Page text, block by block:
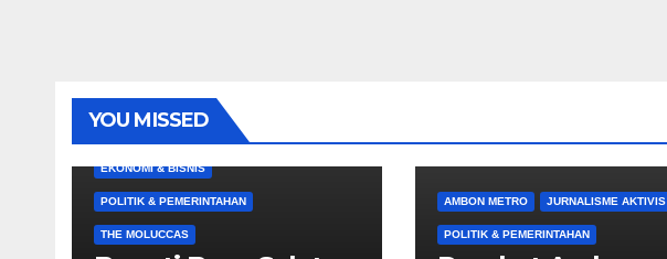
YOU MISSED
EKONOMI & BISNIS
POLITIK & PEMERINTAHAN
THE MOLUCCAS
AMBON METRO JURNALISME AKTIVIS
POLITIK & PEMERINTAHAN